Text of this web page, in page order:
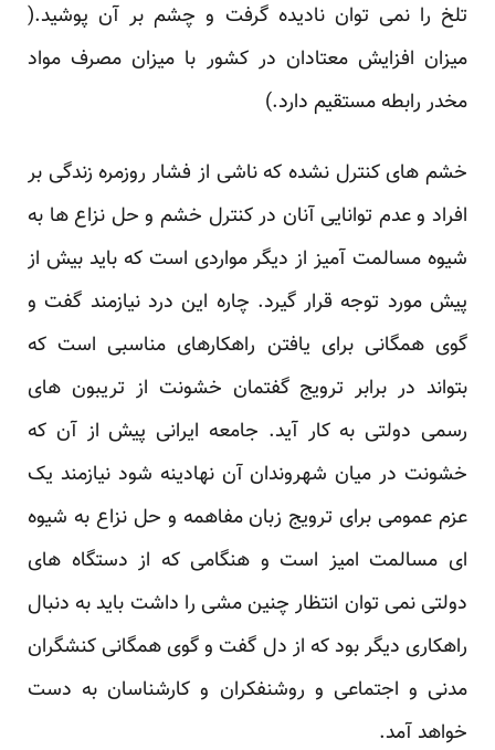
تلخ را نمی توان نادیده گرفت و چشم بر آن پوشید.(
میزان افزایش معتادان در کشور با میزان مصرف مواد
مخدر رابطه مستقیم دارد.)
خشم های کنترل نشده که ناشی از فشار روزمره زندگی بر
افراد و عدم توانایی آنان در کنترل خشم و حل نزاع ها به
شیوه مسالمت آمیز از دیگر مواردی است که باید بیش از
پیش مورد توجه قرار گیرد. چاره این درد نیازمند گفت و
گوی همگانی برای یافتن راهکارهای مناسبی است که
بتواند در برابر ترویج گفتمان خشونت از تریبون های
رسمی دولتی به کار آید. جامعه ایرانی پیش از آن که
خشونت در میان شهروندان آن نهادینه شود نیازمند یک
عزم عمومی برای ترویج زبان مفاهمه و حل نزاع به شیوه
ای مسالمت امیز است و هنگامی که از دستگاه های
دولتی نمی توان انتظار چنین مشی را داشت باید به دنبال
راهکاری دیگر بود که از دل گفت و گوی همگانی کنشگران
مدنی و اجتماعی و روشنفکران و کارشناسان به دست
خواهد آمد.